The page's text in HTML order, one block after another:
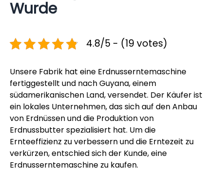
Wurde
4.8/5 - (19 votes)
Unsere Fabrik hat eine Erdnusserntemaschine
fertiggestellt und nach Guyana, einem
südamerikanischen Land, versendet. Der Käufer ist
ein lokales Unternehmen, das sich auf den Anbau
von Erdnüssen und die Produktion von
Erdnussbutter spezialisiert hat. Um die
Ernteeffizienz zu verbessern und die Erntezeit zu
verkürzen, entschied sich der Kunde, eine
Erdnusserntemaschine zu kaufen.